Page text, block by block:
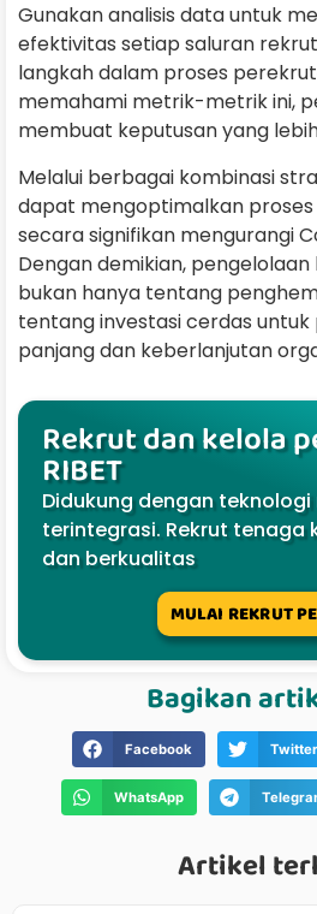
Gunakan analisis data untuk
efektivitas setiap saluran
langkah dalam proses
memahami metrik-metrik ini,
membuat keputusan yang
Melalui berbagai kombinasi
dapat mengoptimalkan
secara signifikan mengurangi
Dengan demikian,
bukan hanya tentang
tentang investasi cerdas
panjang dan keberlanjutan
Rekrut dan kelola
RIBET
Didukung dengan
terintegrasi. Rekrut tenaga
dan berkualitas
MULAI REKRUT
Bagikan
Facebook Twitter
WhatsApp
Artikel